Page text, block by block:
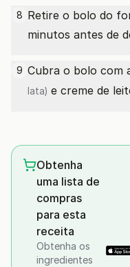
8 Retire o bolo do
minutos antes de
9 Cubra o bolo com
lata) e creme de
Obtenha
uma lista de
compras
para esta
receita
Obtenha os
ingredientes